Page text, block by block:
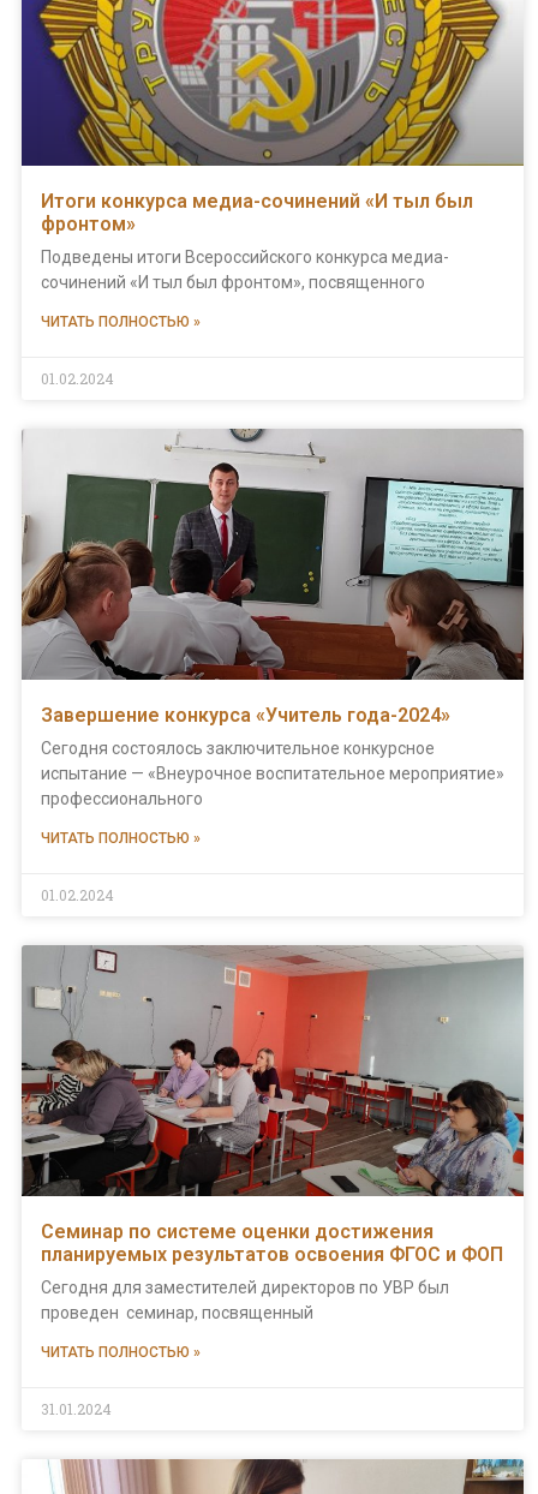
Итоги конкурса медиа-сочинений «И тыл был
фронтом»
️Подведены итоги Всероссийского конкурса медиа-
сочинений «И тыл был фронтом», посвященного
ЧИТАТЬ ПОЛНОСТЬЮ »
01.02.2024
Завершение конкурса «Учитель года-2024»
Сегодня состоялось заключительное конкурсное
испытание — «Внеурочное воспитательное мероприятие»
профессионального
ЧИТАТЬ ПОЛНОСТЬЮ »
01.02.2024
Семинар по системе оценки достижения
планируемых результатов освоения ФГОС и ФОП
Сегодня для заместителей директоров по УВР был
проведен семинар, посвященный
ЧИТАТЬ ПОЛНОСТЬЮ »
31.01.2024